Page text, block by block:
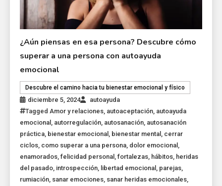
¿Aún piensas en esa persona? Descubre cómo
superar a una persona con autoayuda
emocional
Descubre el camino hacia tu bienestar emocional y físico
diciembre 5, 2024
autoayuda
Tagged Amor y relaciones autoaceptación autoayuda
emocional autorregulación autosanación autosanación
práctica bienestar emocional bienestar mental cerrar
ciclos como superar a una persona dolor emocional
enamorados ,felicidad personal ,fortalezas hábitos heridas
del pasado introspección libertad emocional parejas
rumiación sanar emociones sanar heridas emocionales